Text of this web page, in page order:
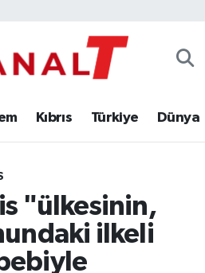
Kıbrıs Türkiye Dünya
"ülkesinin,
ilkeli